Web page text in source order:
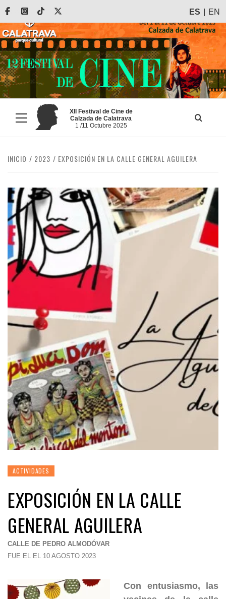
Saltar
contenido
FacebookInstagram
Tiktok ES EN
Menú
principal
XII Festival de Cine de
Calzada de Calatrava
1 /11 Octubre 2025
INICIO 2023 EXPOSICIÓN EN LA CALLE GENERAL AGUILERA
ACTIVIDADES
EXPOSICIÓN EN LA CALLE
GENERAL AGUILERA
CALLE DE PEDRO ALMODÓVAR
FUE EL EL 10 AGOSTO 2023
Con entusiasmo, las